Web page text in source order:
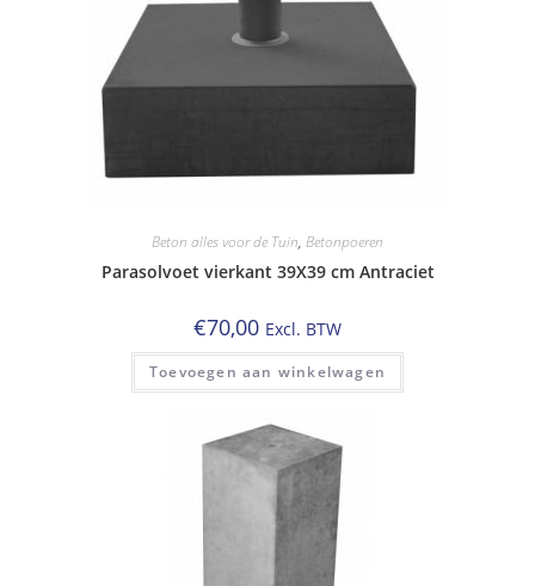
Beton alles voor de Tuin, Betonpoeren
Parasolvoet vierkant 39X39 cm Antraciet
€70,00 Excl. BTW
Toevoegen aan winkelwagen